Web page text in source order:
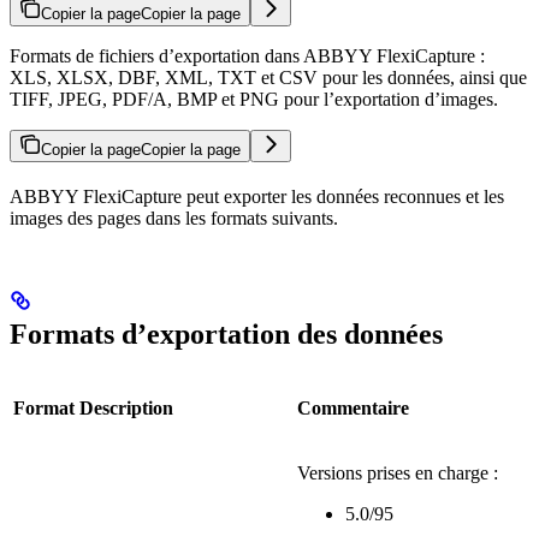
Copier la pageCopier la page
Formats de fichiers d’exportation dans ABBYY FlexiCapture :
XLS, XLSX, DBF, XML, TXT et CSV pour les données, ainsi que
TIFF, JPEG, PDF/A, BMP et PNG pour l’exportation d’images.
Copier la pageCopier la page
ABBYY FlexiCapture peut exporter les données reconnues et les
images des pages dans les formats suivants.
Formats d’exportation des données
Format Description Commentaire
Versions prises en charge :
5.0/95